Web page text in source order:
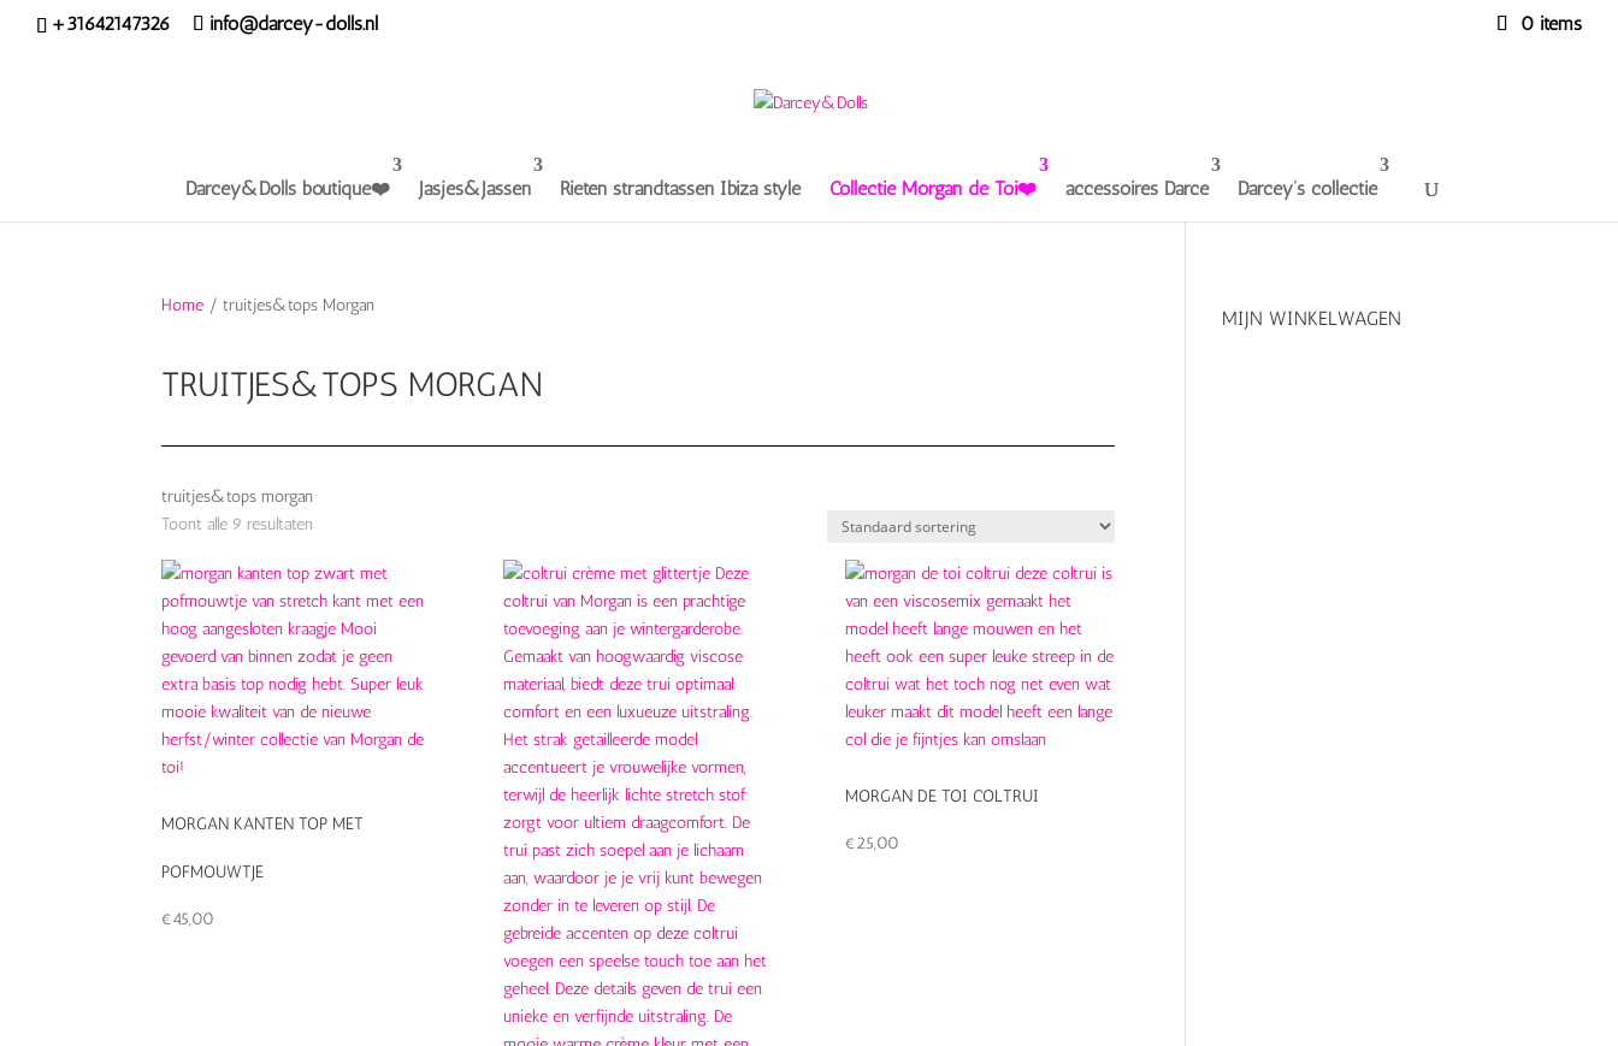
+31642147326 info@darcey-dolls.nl 0 items
Darcey&Dolls boutique❤️ Jasjes&Jassen Rieten strandtassen Ibiza style Collectie Morgan de Toi❤️ accessoires Darce Darcey’s collectie
Home / truitjes&tops Morgan
TRUITJES&TOPS MORGAN
truitjes&tops morgan
Toont alle 9 resultaten
MORGAN KANTEN TOP MET
POFMOUWTJE
€45,00
MORGAN DE TOI COLTRUI
€25,00
MIJN WINKELWAGEN